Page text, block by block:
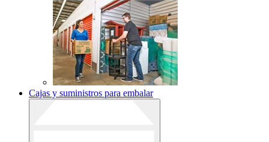
Cajas y suministros para embalar